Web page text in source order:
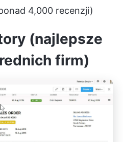
4,000 recenzji)
(najlepsze
firm)